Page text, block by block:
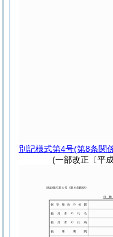
別記様式第4号(第8条関
(一部改正〔平